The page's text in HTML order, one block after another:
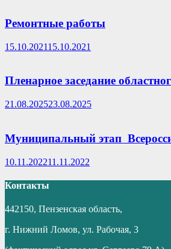
Ремонтные работы
15.10.202115.10.2021
Пленарное заседание
21.08.202523.08.2025
Муниципальный этап
10.11.202211.11.2022
Контакты
442150, Пензенская область,
г. Нижний Ломов, ул. Рабочая, 3